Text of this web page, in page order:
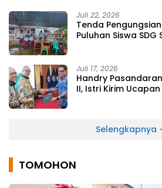
Juli 22, 2026
Tenda
Puluhan Siswa SDG
Juli 17, 2026
Handry Pasandaran
II, Istri Kirim
Selengkapnya
TOMOHON